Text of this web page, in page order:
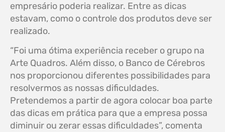
empresário poderia realizar. Entre as dicas
estavam, como o controle dos produtos deve ser
realizado.
“Foi uma ótima experiência receber o grupo na
Arte Quadros. Além disso, o Banco de Cérebros
nos proporcionou diferentes possibilidades para
resolvermos as nossas dificuldades.
Pretendemos a partir de agora colocar boa parte
das dicas em prática para que a empresa possa
diminuir ou zerar essas dificuldades”, comenta